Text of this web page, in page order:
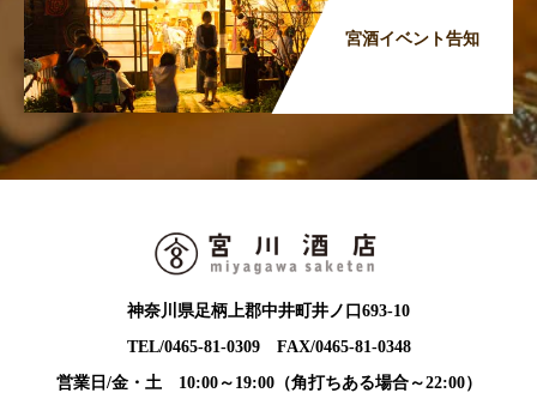
宮酒イベント告知
神奈川県足柄上郡中井町井ノ口693-10
TEL/0465-81-0309 FAX/0465-81-0348
営業日/金・土 10:00～19:00（角打ちある場合～22:00）